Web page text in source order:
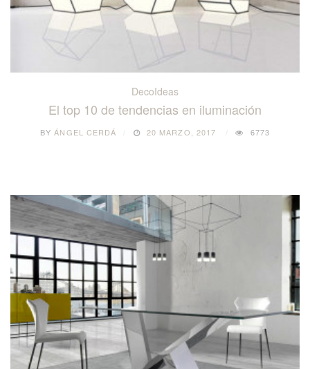
DecoIdeas
El top 10 de tendencias en iluminación
BY ÁNGEL CERDÁ 20 MARZO, 2017 6773